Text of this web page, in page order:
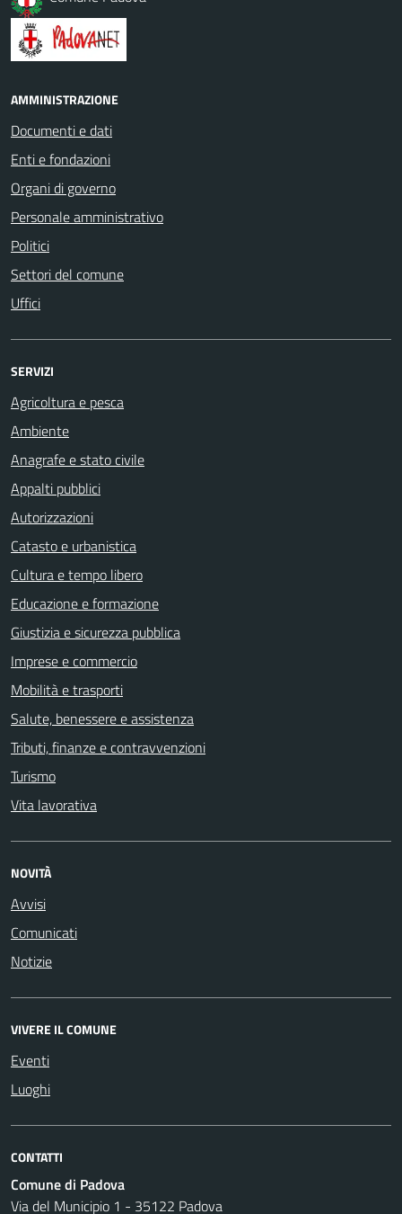
AMMINISTRAZIONE
Documenti e dati
Enti e fondazioni
Organi di governo
Personale amministrativo
Politici
Settori del comune
Uffici
SERVIZI
Agricoltura e pesca
Ambiente
Anagrafe e stato civile
Appalti pubblici
Autorizzazioni
Catasto e urbanistica
Cultura e tempo libero
Educazione e formazione
Giustizia e sicurezza pubblica
Imprese e commercio
Mobilità e trasporti
Salute, benessere e assistenza
Tributi, finanze e contravvenzioni
Turismo
Vita lavorativa
NOVITÀ
Avvisi
Comunicati
Notizie
VIVERE IL COMUNE
Eventi
Luoghi
CONTATTI
Comune di Padova
Via del Municipio 1 - 35122 Padova